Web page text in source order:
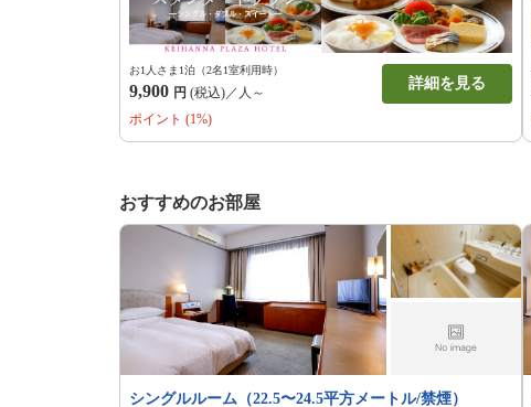
お1人さま1泊（2名1室利用時）
9,900 円 (税込)／人～
詳細を見る
ポイント (1%)
おすすめのお部屋
シングルルーム（22.5〜24.5平方メートル/禁煙）